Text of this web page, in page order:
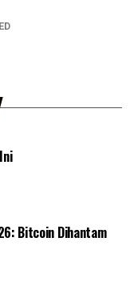
Bitcoin Dihantam